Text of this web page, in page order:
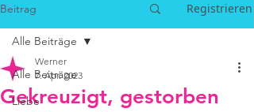
Beitrag Registrieren
Alle Beiträge
Liebe
Alle Beiträge
Gekreuzigt, gestorben
Werner
7. Apr. 2023